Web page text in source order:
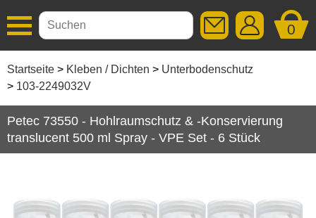
0
Startseite Kleben / Dichten
Unterbodenschutz
103-2249032V
Additive
Autopflege
Getriebeöle
Hohlraumversiegelung
Petec 73550 - Hohlraumschutz & -Konservierung
translucent 500 ml Spray - VPE Set - 6 Stück